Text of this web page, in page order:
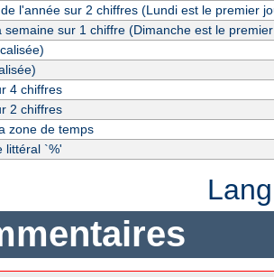
l'année sur 2 chiffres (Lundi est le premier
semaine sur 1 chiffre (Dimanche est le
4 chiffres
2 chiffres
zone de temps
littéral `%'